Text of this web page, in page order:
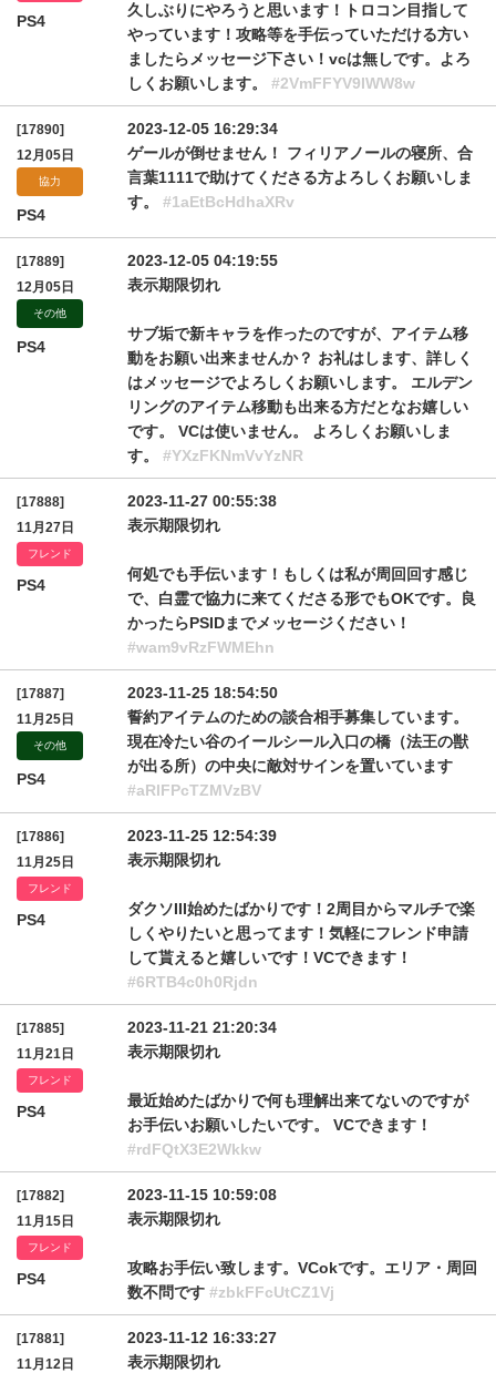
PS4
久しぶりにやろうと思います！トロコン目指して
やっています！攻略等を手伝っていただける方い
ましたらメッセージ下さい！vcは無しです。よろ
しくお願いします。 #2VmFFYV9IWW8w
[17890]
12月05日
協力
PS4
2023-12-05 16:29:34
ゲールが倒せません！ フィリアノールの寝所、合
言葉1111で助けてくださる方よろしくお願いしま
す。 #1aEtBcHdhaXRv
[17889]
12月05日
その他
PS4
2023-12-05 04:19:55
表示期限切れ
サブ垢で新キャラを作ったのですが、アイテム移
動をお願い出来ませんか？ お礼はします、詳しく
はメッセージでよろしくお願いします。 エルデン
リングのアイテム移動も出来る方だとなお嬉しい
です。 VCは使いません。 よろしくお願いしま
す。 #YXzFKNmVvYzNR
[17888]
11月27日
フレンド
PS4
2023-11-27 00:55:38
表示期限切れ
何処でも手伝います！もしくは私が周回回す感じ
で、白霊で協力に来てくださる形でもOKです。良
かったらPSIDまでメッセージください！
#wam9vRzFWMEhn
[17887]
11月25日
その他
PS4
2023-11-25 18:54:50
誓約アイテムのための談合相手募集しています。
現在冷たい谷のイールシール入口の橋（法王の獣
が出る所）の中央に敵対サインを置いています
#aRlFPcTZMVzBV
[17886]
11月25日
フレンド
PS4
2023-11-25 12:54:39
表示期限切れ
ダクソIII始めたばかりです！2周目からマルチで楽
しくやりたいと思ってます！気軽にフレンド申請
して貰えると嬉しいです！VCできます！
#6RTB4c0h0Rjdn
[17885]
11月21日
フレンド
PS4
2023-11-21 21:20:34
表示期限切れ
最近始めたばかりで何も理解出来てないのですが
お手伝いお願いしたいです。 VCできます！
#rdFQtX3E2Wkkw
[17882]
11月15日
フレンド
PS4
2023-11-15 10:59:08
表示期限切れ
攻略お手伝い致します。VCokです。エリア・周回
数不問です #zbkFFcUtCZ1Vj
[17881]
11月12日
2023-11-12 16:33:27
表示期限切れ